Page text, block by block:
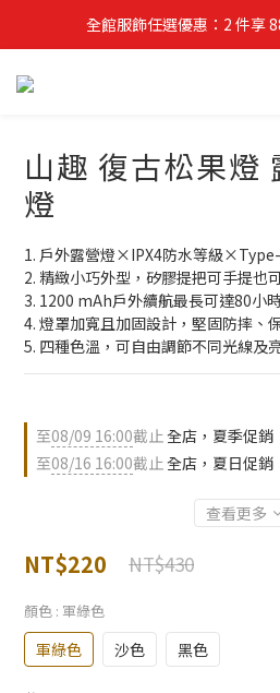
夏拚Go物節：滿 $588
全館服飾任選優惠：2 件享
夏拚Go物節：滿 $588
山趣 復古松果燈
燈
1. 戶外露營燈×IPX4防水等級
2. 精緻小巧外型，矽膠提把可手提也
3. 1200 mAh戶外續航最長可達80小
4. 燈罩加寬且加固設計，堅固防摔、
5. 四種色溫，可自由調節不同光線及
至08/09 16:00截止全店，夏季促銷
至08/16 16:00截止全店，夏日促銷
查看更多
NT$220 NT$430
顏色 : 軍綠色
軍綠色 沙色 黑色